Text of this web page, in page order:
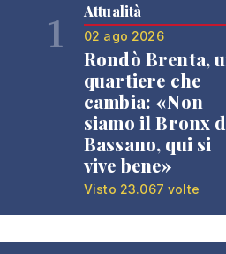
1 Attualità
02 ago 2026
Rondò Brenta,
quartiere che
cambia: «Non
siamo il Bronx
Bassano, qui si
vive bene»
Visto 23.067 volte